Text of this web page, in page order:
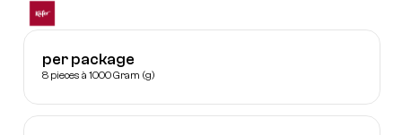
per package
8 pieces à 1000 Gram (g)